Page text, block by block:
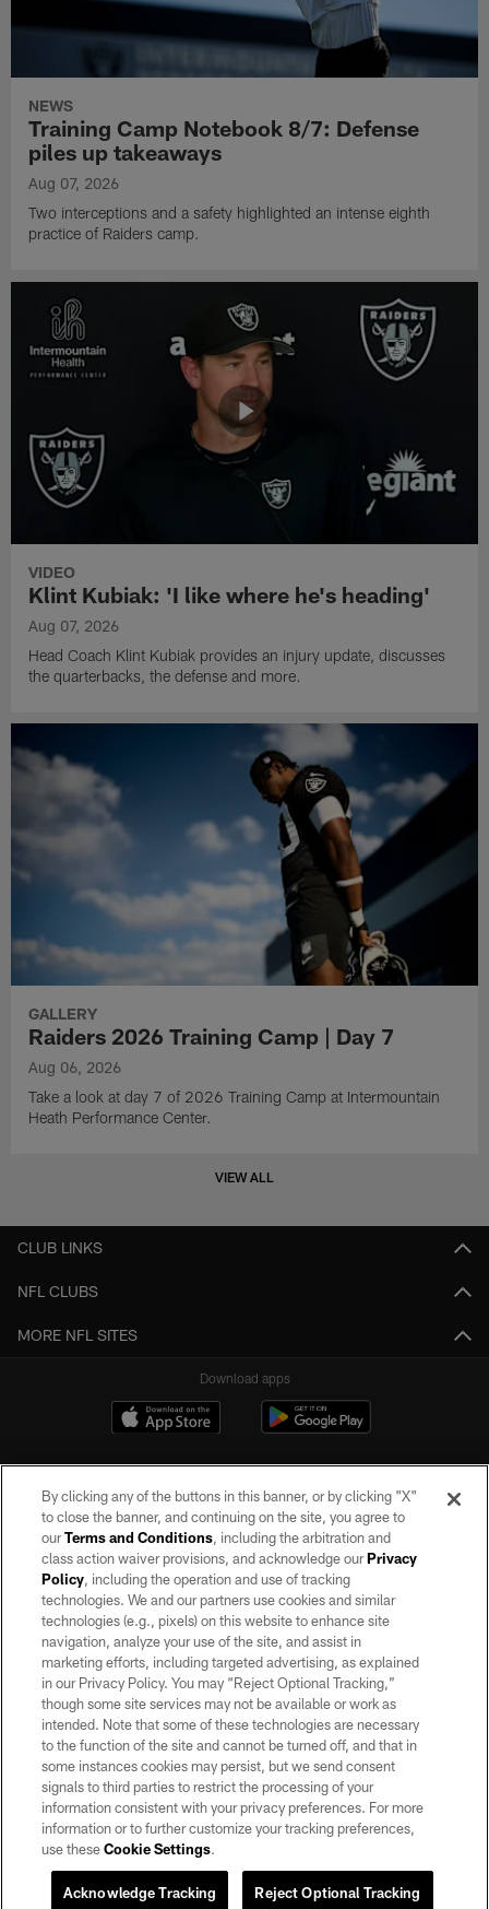
NEWS
Training Camp Notebook 8/7: Defense
piles up takeaways
Aug 07, 2026
Two interceptions and a safety highlighted an intense eighth
practice of Raiders camp.
VIDEO
Klint Kubiak: 'I like where he's heading'
Aug 07, 2026
Head Coach Klint Kubiak provides an injury update, discusses
the quarterbacks, the defense and more.
GALLERY
Raiders 2026 Training Camp | Day 7
Aug 06, 2026
Take a look at day 7 of 2026 Training Camp at Intermountain
Heath Performance Center.
VIEW ALL
CLUB LINKS
NFL CLUBS
MORE NFL SITES
Download apps
©2026 by the Las Vegas Raiders. All rights reserved. No portion of this site
may be reproduced without the express written permission of the Las Vegas
Raiders.
PRIVACY POLICY
TERMS OF SERVICE
ACCESSIBILITY
AD CHOICES
YOUR PRIVACY CHOICES
COOKIE SETTINGS
By clicking any of the buttons in this banner, or by clicking "X"
to close the banner, and continuing on the site, you agree to
ourTerms and Conditions, including the arbitration and
class action waiver provisions, and acknowledge ourPrivacy
Policy, including the operation and use of tracking
technologies. We and our partners use cookies and similar
technologies (e.g., pixels) on this website to enhance site
navigation, analyze your use of the site, and assist in
marketing efforts, including targeted advertising, as explained
in our Privacy Policy. You may “Reject Optional Tracking,”
though some site services may not be available or work as
intended. Note that some of these technologies are necessary
to the function of the site and cannot be turned off, and that in
some instances cookies may persist, but we send consent
signals to third parties to restrict the processing of your
information consistent with your privacy preferences. For more
information or to further customize your tracking preferences,
use theseCookie Settings.
Reject Optional Tracking
Acknowledge Tracking